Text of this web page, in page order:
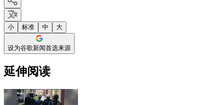
小 标准 中 大
设为谷歌新闻首选来源
延伸阅读